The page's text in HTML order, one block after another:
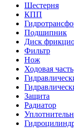
Шестерня
КПП
Подшипник
Диск
Фильтр
Нож
Ходовая часть
Защита
Радиатор